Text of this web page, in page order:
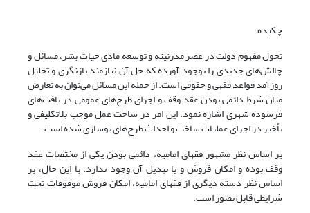
چکیده
تحول مفهوم دولت در عصر مدرنیته و توسعه مادی حیات بشر، مسائل و
چالش‌های جدیدی را بوجود آورده که حل آن نیازمند بازنگری و تحلیل
روزآمد قواعد فقهی و حقوقی است. از جمله این مسائل می‌توان به تعارض
میان شرط دائمی بودن عقد وقف و اجرای طرح‌های عمومی در بافت‌های
فرسوده شهری اشاره نمود. این امر در ساحت عمل موجب بلاتکلیفی و
تأخیر در اجرای عملیات ساخت و احداث طرح‌های نوسازی شده است.
بر اساس نظر مشهور فقهای امامیه، دائمی بودن یکی از مختصات عقد
وقف بوده و امکان فروش و یا تبدیل آن وجود ندارد. با این حال، بر
اساس نظر دسته دیگری از فقهای امامیه، امکان فروش موقوفات تحت
شرایطی قابل تصور است.